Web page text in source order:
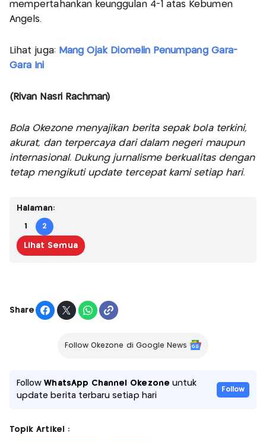
mempertahankan keunggulan 4-1 atas Kebumen
Angels.
Lihat juga: Mang Ojak Diomelin Penumpang Gara-
Gara Ini
(Rivan Nasri Rachman)
Bola Okezone menyajikan berita sepak bola terkini,
akurat, dan terpercaya dari dalam negeri maupun
internasional. Dukung jurnalisme berkualitas dengan
tetap mengikuti update tercepat kami setiap hari.
Halaman:
1 2
Lihat Semua
Share
Follow Okezone di Google News
FollowWhatsApp Channel Okezone untuk
update berita terbaru setiap hari
Follow
Topik Artikel :